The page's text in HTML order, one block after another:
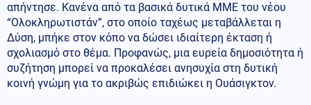
απήντησε. Κανένα από τα βασικά δυτικά ΜΜΕ του νέου
“Ολοκληρωτιστάν”, στο οποίο ταχέως μεταβάλλεται η
Δύση, μπήκε στον κόπο να δώσει ιδιαίτερη έκταση ή
σχολιασμό στο θέμα. Προφανώς, μια ευρεία δημοσιότητα ή
συζήτηση μπορεί να προκαλέσει ανησυχία στη δυτική
κοινή γνώμη για το ακριβώς επιδιώκει η Ουάσιγκτον.